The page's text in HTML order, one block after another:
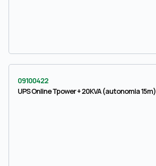
09100422
UPS Online Tpower + 20KVA (autonomia 15m)